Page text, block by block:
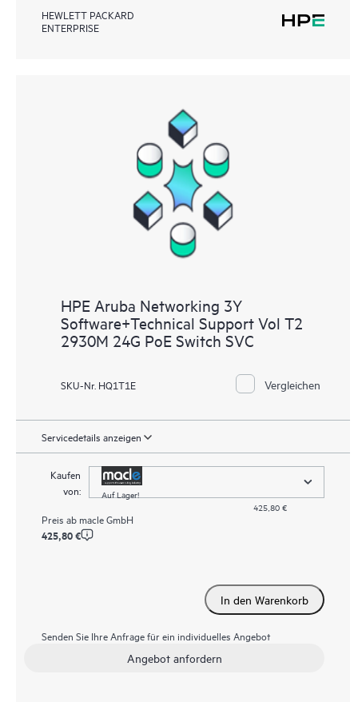
HEWLETT PACKARD
ENTERPRISE
HPE Aruba Networking 3Y
Software+Technical Support Vol T2
2930M 24G PoE Switch SVC
SKU-Nr. HQ1T1E Vergleichen
Servicedetails anzeigen
Kaufen
von:
Auf Lager!
425,80 €
Preis ab macle GmbH
425,80 €
In den Warenkorb
Senden Sie Ihre Anfrage für ein individuelles Angebot
Angebot anfordern